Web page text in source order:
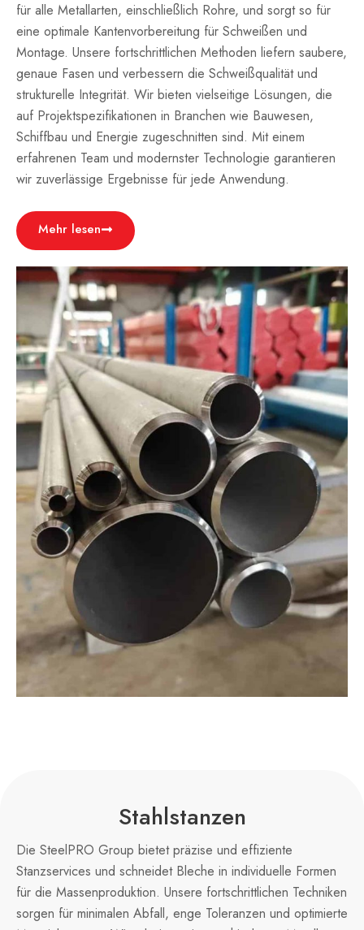
für alle Metallarten, einschließlich Rohre, und sorgt so für
eine optimale Kantenvorbereitung für Schweißen und
Montage. Unsere fortschrittlichen Methoden liefern saubere,
genaue Fasen und verbessern die Schweißqualität und
strukturelle Integrität. Wir bieten vielseitige Lösungen, die
auf Projektspezifikationen in Branchen wie Bauwesen,
Schiffbau und Energie zugeschnitten sind. Mit einem
erfahrenen Team und modernster Technologie garantieren
wir zuverlässige Ergebnisse für jede Anwendung.
Mehr lesen
Stahlstanzen
Die SteelPRO Group bietet präzise und effiziente
Stanzservices und schneidet Bleche in individuelle Formen
für die Massenproduktion. Unsere fortschrittlichen Techniken
sorgen für minimalen Abfall, enge Toleranzen und optimierte